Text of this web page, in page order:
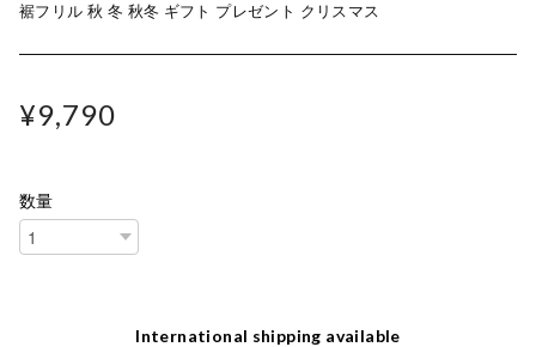
裾フリル 秋 冬 秋冬 ギフト プレゼント クリスマス
¥9,790
数量
International shipping available